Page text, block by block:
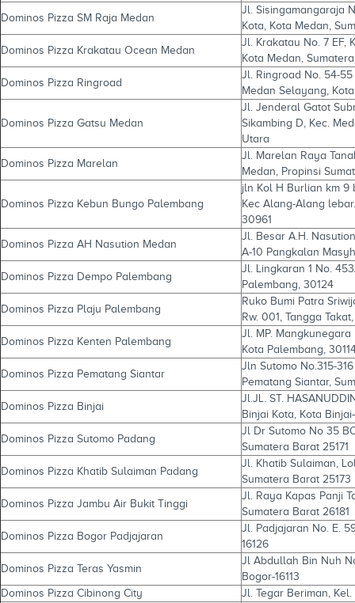
Dominos Pizza SM Raja Medan
Jl. Sisingamangaraja
Kota, Kota Medan,
Dominos Pizza Krakatau Ocean Medan
Jl. Krakatau No. 7 EF,
Kota Medan,
Dominos Pizza Ringroad
Jl. Ringroad No. 54-
Medan Selayang,
Dominos Pizza Gatsu Medan
Jl. Jenderal Gatot
Sikambing D, Kec.
Utara
Dominos Pizza Marelan
Jl. Marelan Raya
Medan, Propinsi
Dominos Pizza Kebun Bungo Palembang
jln Kol H Burlian km 9
Kec Alang-Alang
30961
Dominos Pizza AH Nasution Medan
Jl. Besar A.H.
A-10 Pangkalan
Dominos Pizza Dempo Palembang
Jl. Lingkaran 1 No.
Palembang, 30124
Dominos Pizza Plaju Palembang
Ruko Bumi Patra
Rw. 001, Tangga
Dominos Pizza Kenten Palembang
Jl. MP.
Kota Palembang,
Dominos Pizza Pematang Siantar
Jln Sutomo No.315-
Pematang Siantar,
Dominos Pizza Binjai
Jl.JL. ST.
Binjai Kota, Kota
Dominos Pizza Sutomo Padang
Jl Dr Sutomo No 35
Sumatera Barat 25171
Dominos Pizza Khatib Sulaiman Padang
Jl. Khatib Sulaiman,
Sumatera Barat 25173
Dominos Pizza Jambu Air Bukit Tinggi
Jl. Raya Kapas Panji
Sumatera Barat 26181
Dominos Pizza Bogor Padjajaran
Jl. Padjajaran No. E.
16126
Dominos Pizza Teras Yasmin
Jl Abdullah Bin Nuh
Bogor-16113
Dominos Pizza Cibinong City
Jl. Tegar Beriman,